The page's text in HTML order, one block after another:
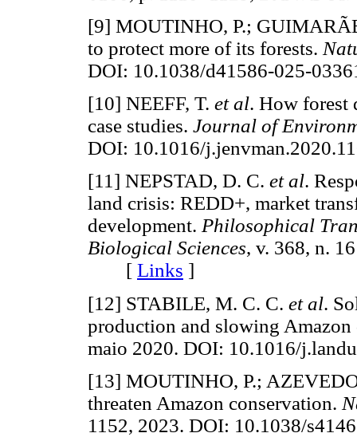
[9] MOUTINHO, P.;
to protect more of its forests.
DOI: 10.1038/d41586-025-
[10] NEEFF, T. et al. How forest
case studies. Journal of
DOI: 10.1016/
[11] NEPSTAD, D. C. et al.
land crisis: REDD+, market
development. Philosophical
Biological Sciences, v. 368, n.
[ Links ]
[12] STABILE, M. C. C. et al.
production and slowing
maio 2020. DOI: 10.1016/
[13] MOUTINHO, P.;
threaten Amazon conservation.
1152, 2023. DOI: 10.1038/